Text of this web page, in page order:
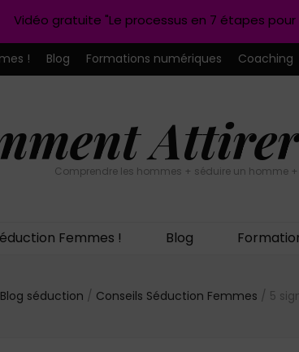
! Blog Formations numériques Coaching
Comprendre les hommes + séduire un homme
Femmes ! Blog
Blog séduction / Conseils Séduction Femmes / 5
Vidéo gratuite "Le processus en 7 étapes